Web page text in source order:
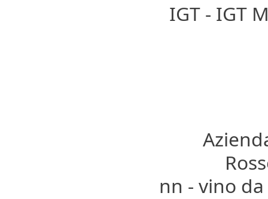
IGT - IGT
nn - vino